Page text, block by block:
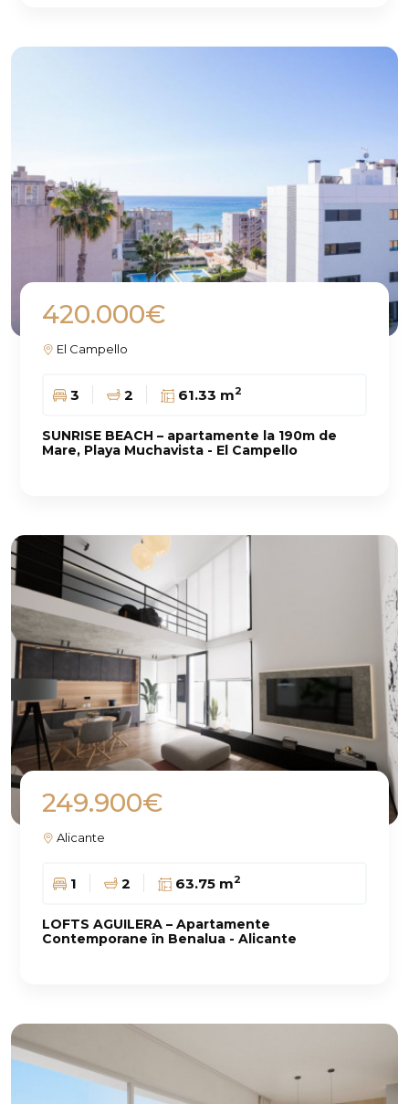
420.000€
El Campello
3 2 61.33 m2
SUNRISE BEACH – apartamente la 190m de
Mare, Playa Muchavista - El Campello
249.900€
Alicante
1 2 63.75 m2
LOFTS AGUILERA – Apartamente
Contemporane în Benalua - Alicante